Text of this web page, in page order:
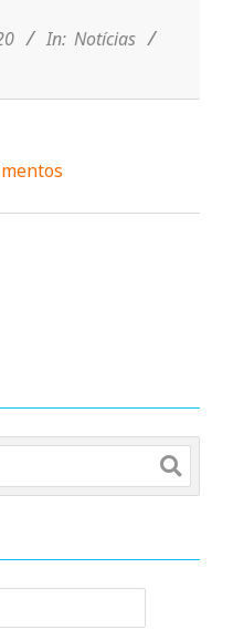
In: Notícias